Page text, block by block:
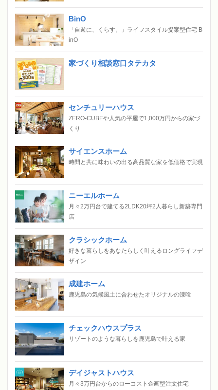
BinO
「自遊に、くらす。」ライフスタイル提案型住宅 B
inO
家づくり相談窓口タテカタ
センチュリーハウス
ZERO-CUBEや人気の平屋で1,000万円からの家づ
くり
サイエンスホーム
時間と共に味わいの出る高品質な家を低価格で実現
ニーエルホーム
月々2万円台で建てる2LDK20坪2人暮らし新築専門
店
クラシックホーム
好きな暮らしをあなたらしく叶えるロングライフデ
ザイン
成建ホーム
鹿児島の気候風土に合わせたオリジナルの漆喰
チェックハウスプラス
リゾートのような暮らしを鹿児島で叶える家
デイジャストハウス
月々3万円台からのローコスト企画型注文住宅